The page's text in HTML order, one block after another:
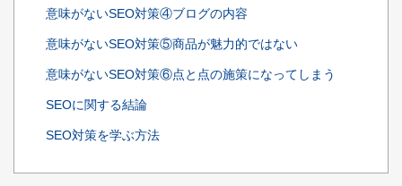
意味がないSEO対策④ブログの内容
意味がないSEO対策⑤商品が魅力的ではない
意味がないSEO対策⑥点と点の施策になってしまう
SEOに関する結論
SEO対策を学ぶ方法